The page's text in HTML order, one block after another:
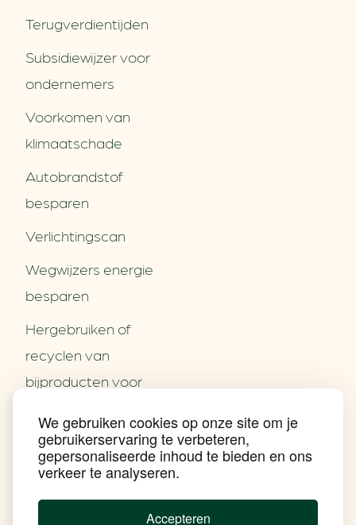
We gebruiken cookies op onze site om je
gebruikerservaring te verbeteren,
gepersonaliseerde inhoud te bieden en ons
verkeer te analyseren.
Accepteren
Partners
Contact
Nieuws
Praktijkverhalen
Events
Nieuwsbrief
Achtergrond klimaatverandering
Terugverdien­tijden
Subsidiewijzer voor
ondernemers
Voorkomen van
klimaatschade
Autobrandstof
besparen
Verlichtingscan
Wegwijzers energie
besparen
Hergebruiken of
recyclen van
bijproducten voor
Energie besparen op
uw PC